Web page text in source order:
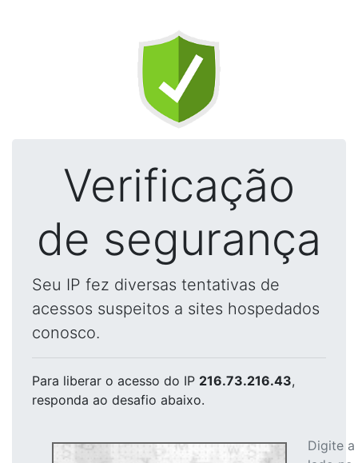
Verificação
de segurança
Seu IP fez diversas tentativas de
acessos suspeitos a sites hospedados
conosco.
Para liberar o acesso do IP 216.73.216.43,
responda ao desafio abaixo.
Digite